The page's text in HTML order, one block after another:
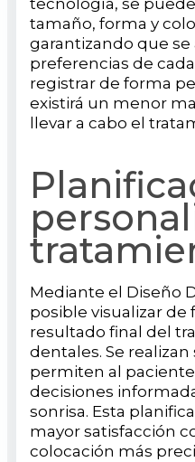
tecnología, se
tamaño, forma y
garantizando que se
preferencias de
registrar de forma
existirá un menor
llevar a cabo el
Mediante el Diseño
posible visualizar de
resultado final del
dentales. Se
permiten al
decisiones
sonrisa. Esta
mayor satisfacción
colocación más